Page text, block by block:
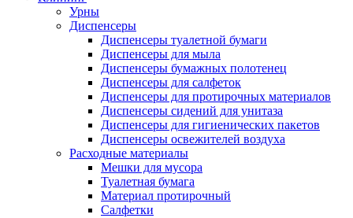
Урны
Диспенсеры
Диспенсеры туалетной бумаги
Диспенсеры для мыла
Диспенсеры бумажных полотенец
Диспенсеры для салфеток
Диспенсеры для протирочных материалов
Диспенсеры сидений для унитаза
Диспенсеры для гигиенических пакетов
Диспенсеры освежителей воздуха
Расходные материалы
Мешки для мусора
Туалетная бумага
Материал протирочный
Салфетки